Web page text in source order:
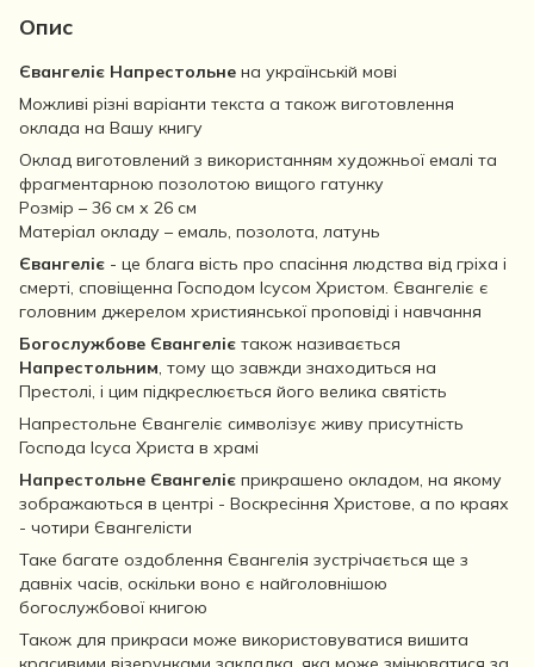
Опис
Євангеліє Напрестольне на українській мові
Можливі різні варіанти текста а також виготовлення
оклада на Вашу книгу
Оклад виготовлений з використанням художньої емалі та
фрагментарною позолотою вищого гатунку
Розмір – 36 см х 26 см
Матеріал окладу – емаль, позолота, латунь
Євангеліє - це блага вість про спасіння людства від гріха і
смерті, сповіщенна Господом Ісусом Христом. Євангеліє є
головним джерелом християнської проповіді і навчання
Богослужбове Євангеліє також називається
Напрестольним, тому що завжди знаходиться на
Престолі, і цим підкреслюється його велика святість
Напрестольне Євангеліє символізує живу присутність
Господа Ісуса Христа в храмі
Напрестольне Євангеліє прикрашено окладом, на якому
зображаються в центрі - Воскресіння Христове, а по краях
- чотири Євангелісти
Таке багате оздоблення Євангелія зустрічається ще з
давніх часів, оскільки воно є найголовнішою
богослужбової книгою
Також для прикраси може використовуватися вишита